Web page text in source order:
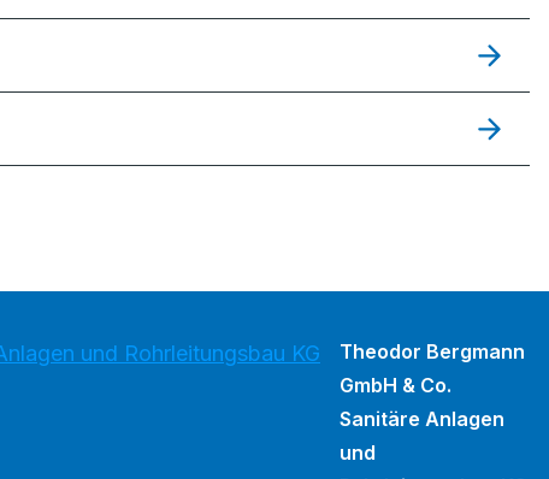
und Rohrleitungsbau KG
Theodor Bergmann
GmbH & Co.
Sanitäre Anlagen
und